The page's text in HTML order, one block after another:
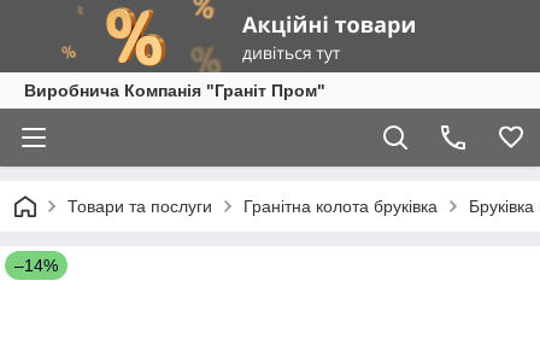
Виробнича Компанія "Граніт Пром"
Товари та послуги Гранітна колота бруківка
–14%